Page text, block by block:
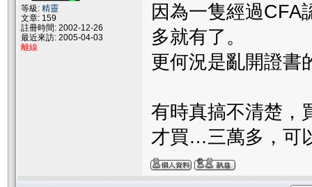
等級: 精靈
文章: 159
註冊時間: 2002-12-26
最近來訪: 2005-04-03
離線
因為一隻經過CFA
多就有了。
更何況是亂開證書
有時真搞不清楚，
才買…三萬多，可